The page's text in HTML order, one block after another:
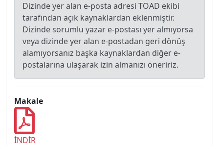
Dizinde yer alan e-posta adresi TOAD ekibi
tarafından açık kaynaklardan eklenmiştir.
Dizinde sorumlu yazar e-postası yer almıyorsa
veya dizinde yer alan e-postadan geri dönüş
alamıyorsanız başka kaynaklardan diğer e-
postalarına ulaşarak izin almanızı öneririz.
Makale
İNDİR